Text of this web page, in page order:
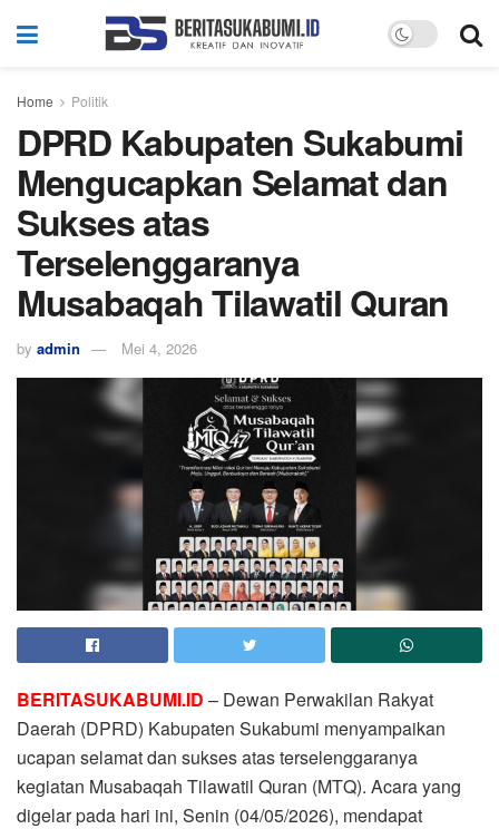
Home Politik
DPRD Kabupaten Sukabumi
Mengucapkan Selamat dan
Sukses atas
Terselenggaranya
Musabaqah Tilawatil Quran
by admin Mei 4, 2026
BERITASUKABUMI.ID – Dewan Perwakilan Rakyat
Daerah (DPRD) Kabupaten Sukabumi menyampaikan
ucapan selamat dan sukses atas terselenggaranya
kegiatan Musabaqah Tilawatil Quran (MTQ). Acara yang
digelar pada hari ini, Senin (04/05/2026), mendapat